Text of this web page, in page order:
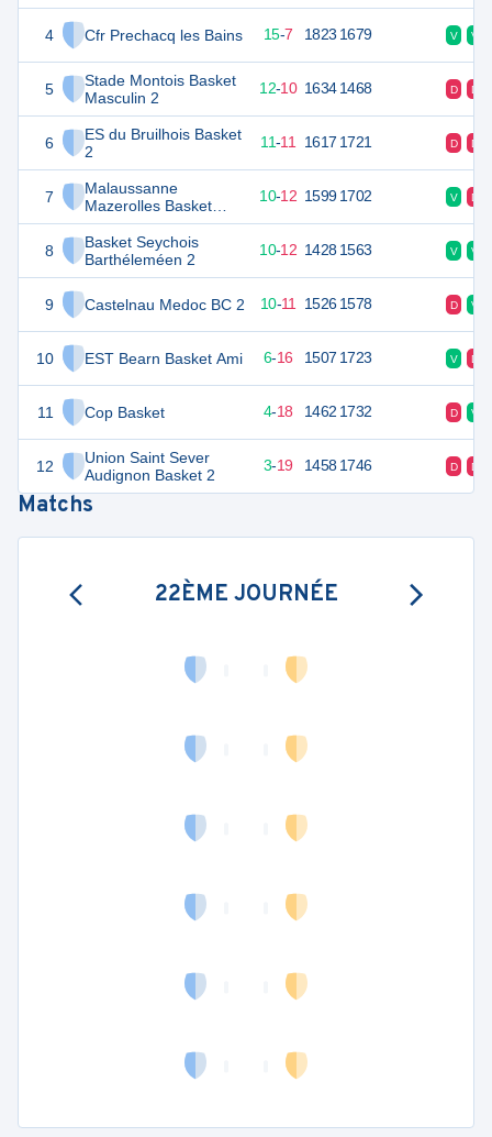
4 Cfr Prechacq les Bains
5
Stade Montois Basket
Masculin 2
6
ES du Bruilhois Basket
2
7
Malaussanne
Mazerolles Basket
Soubestre 2
8
Basket Seychois
Barthéleméen 2
9 Castelnau Medoc BC 2
10 EST Bearn Basket Ami
11 Cop Basket
12
Union Saint Sever
Audignon Basket 2
37 22 15-7 1823 1679 V V
34 22 12-10 1634 1468 D D
33 22 11-11 1617 1721 D D
32 10-12 1599 1702 V D
32 10-12 1428 1563 V V
31 22 10-11 1526 1578 D V
28 22 6-16 1507 1723 V D
4-18 1462 1732 D V
25 3-19 1458 1746 D D
Matchs
22ÈME JOURNÉE